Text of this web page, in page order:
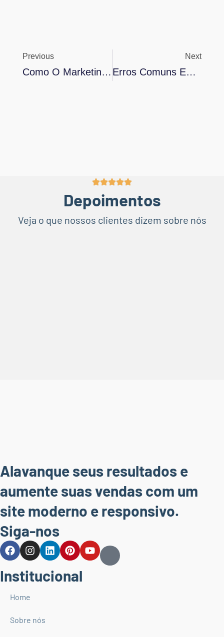
Previous
Como O Marketing Potencializa As Vendas Na Black Friday
Next
Erros Comuns Em Campanhas De Marketing Digital (E Como Corrigi-Los)
Depoimentos
Veja o que nossos clientes dizem sobre nós
Alavanque seus resultados e
aumente suas vendas com um
site moderno e responsivo.
Siga-nos
Institucional
Home
Sobre nós